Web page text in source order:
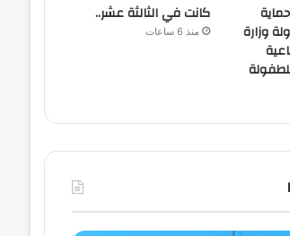
وزارة
كانت في الثالثة عشر..
منذ 6 ساعات